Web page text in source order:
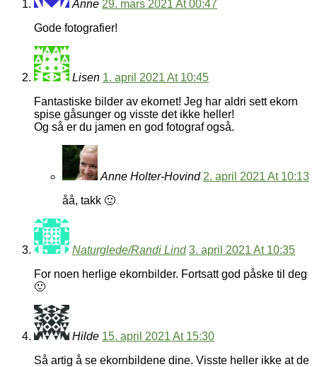
Anne 29. mars 2021 At 00:47
Gode fotografier!
Lisen 1. april 2021 At 10:45
Fantastiske bilder av ekornet! Jeg har aldri sett ekorn
spise gåsunger og visste det ikke heller!
Og så er du jamen en god fotograf også.
Anne Holter-Hovind 2. april 2021 At 10:13
åå, takk 🙂
Naturglede/Randi Lind 3. april 2021 At 10:35
For noen herlige ekornbilder. Fortsatt god påske til deg
🙂
Hilde 15. april 2021 At 15:30
Så artig å se ekornbildene dine. Visste heller ikke at de